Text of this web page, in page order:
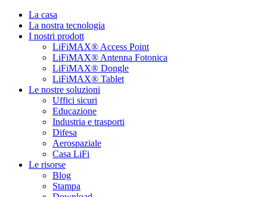
La casa
La nostra tecnologia
I nostri prodott
LiFiMAX® Access Point
LiFiMAX® Antenna Fotonica
LiFiMAX® Dongle
LiFiMAX® Tablet
Le nostre soluzioni
Uffici sicuri
Educazione
Industria e trasporti
Difesa
Aerospaziale
Casa LiFi
Le risorse
Blog
Stampa